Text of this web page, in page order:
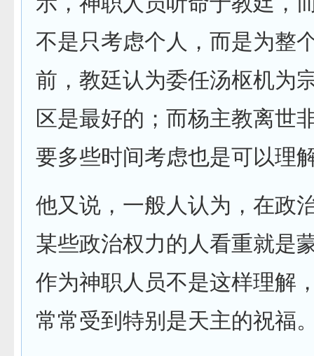
不是只考虑个人，而是为整
前，教廷认为委任汤枢机为
区是最好的；而杨主教离世
要多些时间考虑也是可以理
他又说，一般人认为，在政
某些政治权力的人看重就是
作为神职人员不是这样理解
常常受到特别是天主的祝福